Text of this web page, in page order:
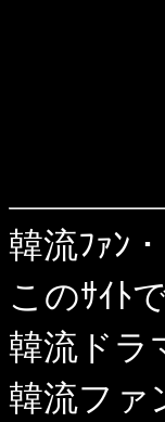
韓流ﾌｧﾝ
このｻｲﾄ
韓流ドラ
韓流ファ